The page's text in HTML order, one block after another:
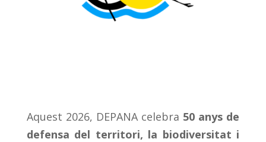
Aquest 2026, DEPANA celebra 50 anys de
defensa del territori, la biodiversitat i